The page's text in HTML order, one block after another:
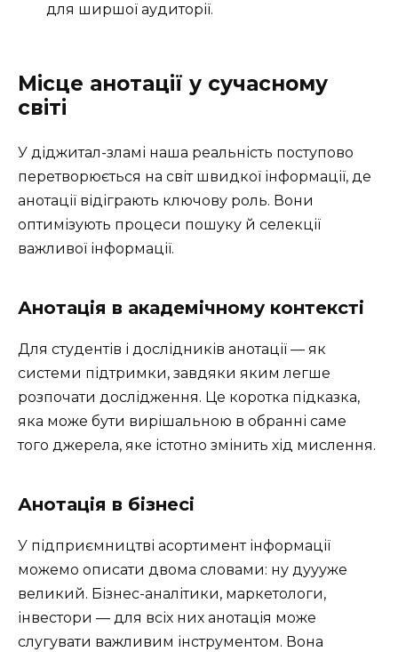
для ширшої аудиторії.
Місце анотації у сучасному
світі
У діджитал-зламі наша реальність поступово
перетворюється на світ швидкої інформації, де
анотації відіграють ключову роль. Вони
оптимізують процеси пошуку й селекції
важливої інформації.
Анотація в академічному контексті
Для студентів і дослідників анотації — як
системи підтримки, завдяки яким легше
розпочати дослідження. Це коротка підказка,
яка може бути вирішальною в обранні саме
того джерела, яке істотно змінить хід мислення.
Анотація в бізнесі
У підприємництві асортимент інформації
можемо описати двома словами: ну дуууже
великий. Бізнес-аналітики, маркетологи,
інвестори — для всіх них анотація може
слугувати важливим інструментом. Вона